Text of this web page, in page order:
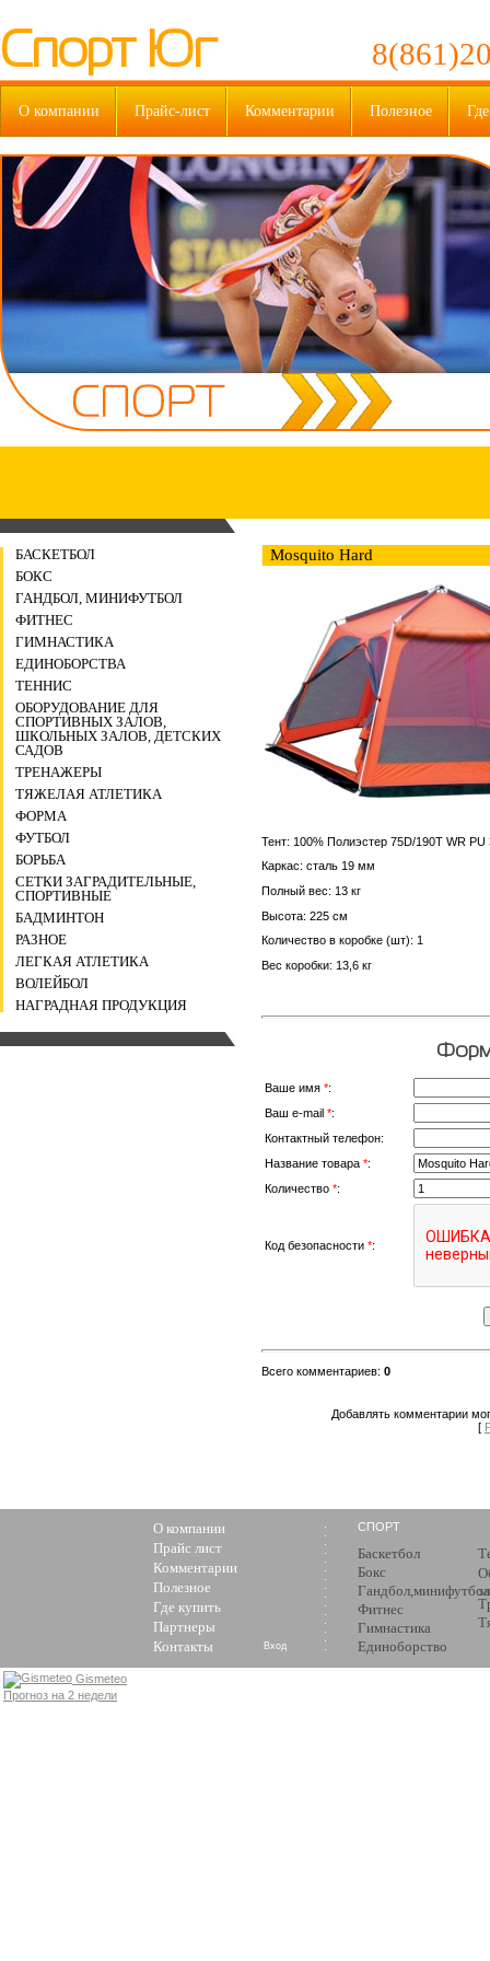
Спорт Юг
О компании Прайс-лист Комментарии Полезное
БАСКЕТБОЛ
БОКС
ГАНДБОЛ, МИНИФУТБОЛ
ФИТНЕС
ГИМНАСТИКА
ЕДИНОБОРСТВА
ТЕННИС
ОБОРУДОВАНИЕ ДЛЯ
СПОРТИВНЫХ ЗАЛОВ,
ШКОЛЬНЫХ ЗАЛОВ, ДЕТСКИХ
САДОВ
ТРЕНАЖЕРЫ
ТЯЖЕЛАЯ АТЛЕТИКА
ФОРМА
ФУТБОЛ
БОРЬБА
СЕТКИ ЗАГРАДИТЕЛЬНЫЕ,
СПОРТИВНЫЕ
БАДМИНТОН
РАЗНОЕ
ЛЕГКАЯ АТЛЕТИКА
ВОЛЕЙБОЛ
НАГРАДНАЯ ПРОДУКЦИЯ
Mosquito Hard
Тент: 100% Полиэстер 75D/190T WR
Каркас: сталь 19 мм
Полный вес: 13 кг
Высота: 225 см
Количество в коробке (шт): 1
Вес коробки: 13,6 кг
Ваше имя *:
Ваш e-mail *:
Контактный телефон:
Название товара *:
Количество *:
Код безопасности *:
Всего комментариев: 0
Добавлять комментарии
[
О компании
Прайс лист
Комментарии
Полезное
Где купить
Партнеры
Контакты
СПОРТ
Баскетбол
Бокс
Гандбол,минифутбол
Фитнес
Гимнастика
Единоборство
Вход
Gismeteo
Прогноз на 2 недели